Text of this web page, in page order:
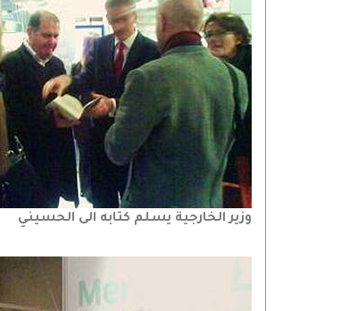
وزير الخارجية يسلم كتابه الى الحسيني